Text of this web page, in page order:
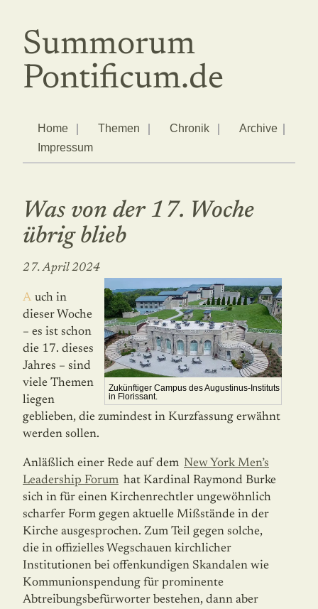
Summorum
Pontificum.de
Home Themen Chronik
Archive
Impressum
Was von der 17. Woche
übrig blieb
27. April 2024
Zukünftiger Campus des Augustinus-Instituts
in Florissant.
Auch in
dieser Woche
– es ist schon
die 17. dieses
Jahres – sind
viele Themen
liegen
geblieben, die zumindest in Kurzfassung erwähnt
werden sollen.
Anläßlich einer Rede auf dem New York Men’s
Leadership Forum hat Kardinal Raymond Burke
sich in für einen Kirchenrechtler ungewöhnlich
scharfer Form gegen aktuelle Mißstände in der
Kirche ausgesprochen. Zum Teil gegen solche,
die in offizielles Wegschauen kirchlicher
Institutionen bei offenkundigen Skandalen wie
Kommunionspendung für prominente
Abtreibungsbefürworter bestehen, dann aber